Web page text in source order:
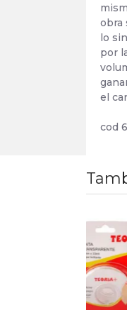
obra
lo
por
el
cod